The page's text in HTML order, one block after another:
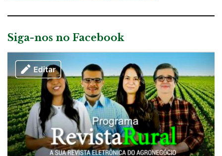
Siga-nos no Facebook